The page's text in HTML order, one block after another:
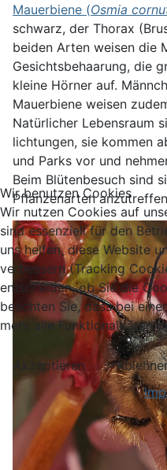
Mauerbiene (Osmia
schwarz, der Thorax
beiden Arten weisen die
Gesichtsbehaarung, die
kleine Hörner auf.
Mauerbiene weisen
Natürlicher Lebensraum
lichtungen, sie kommen
und Parks vor und
Beim Blütenbesuch sind
Pflanzenarten
Wir benutzen Cookies
Wir nutzen Cookies auf
sind essenziell für den
uns helfen, diese Website
verbessern (Tracking
entscheiden, ob Sie die
beachten Sie, dass bei
mehr alle Funktionalitäten
Akzeptieren